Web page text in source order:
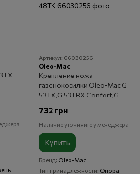
Артикул: 66030256
Oleo-Mac
Крепление ножа
газонокосилки Oleo-Mac G
53ТX,G 53TBX Confort,G
732 грн
Наличие уточняйте у менеджера
Купить
Бренд Oleo-Mac
Тип принадлежности Опора